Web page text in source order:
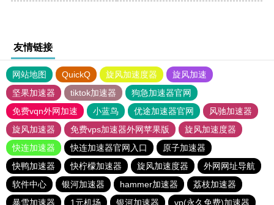
友情链接
网站地图 QuickQ 旋风加速度器
旋风加速
坚果加速器
tiktok加速器
狗急加速器官网
免费vqn外网加速
小蓝鸟 优途加速器官网
风驰加速器
旋风加速器
免费vps加速器外网苹果版
旋风加速度器
快连加速器
快连加速器官网入口
原子加速器
快鸭加速器
快柠檬加速器 旋风加速度器
外网网址导航
软件中心
银河加速器 hammer加速器
荔枝加速器
暴雪加速器
1元机场 银河加速器 vp(永久免费)加速器